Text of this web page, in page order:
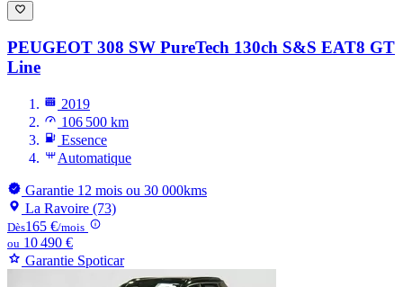
PEUGEOT 308 SW PureTech 130ch S&S EAT8 GT
Line
2019
106 500 km
Essence
Automatique
Garantie 12 mois ou 30 000kms
La Ravoire (73)
Dès165 €/mois
ou 10 490 €
Garantie Spoticar